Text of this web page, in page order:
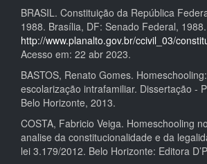
BRASIL. Constituição da República
1988. Brasília, DF: Senado Federal,
http://www.planalto.gov.br/ccivil_03/
Acesso em: 22 abr 2023.
BASTOS, Renato Gomes.
escolarização intrafamiliar. Dissertação -
Belo Horizonte, 2013.
COSTA, Fabricio Veiga. Homeschooling
analise da constitucionalidade e da
lei 3.179/2012. Belo Horizonte: Editora